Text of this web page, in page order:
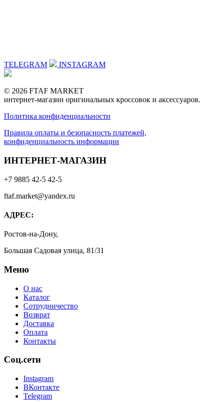
TELEGRAM INSTAGRAM
© 2026 FTAF MARKET
интернет-магазин оригинальных кроссовок и аксессуаров.
Политика конфиденциальности
Правила оплаты и безопасность платежей,
конфиденциальность информации
ИНТЕРНЕТ-МАГАЗИН
+7 9885 42-5 42-5
ftaf.market@yandex.ru
АДРЕС:
Ростов-на-Дону,
Большая Садовая улица, 81/31
Меню
О нас
Каталог
Сотрудничество
Возврат
Доставка
Оплата
Контакты
Соц.сети
Instagram
ВКонтакте
Telegram